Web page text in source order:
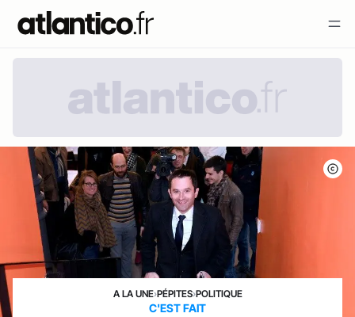
A LA UNE›PÉPITES›POLITIQUE
C'EST FAIT